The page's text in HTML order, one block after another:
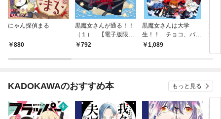
にゃん探偵まる
880
黒魔女さんが通る！！
（１） 【電子版限定
特典収録】
792
黒魔女さんは大学
生！！ チョコ、バイ
トデビューするの巻
1,089
妖
解
KADOKAWAのおすすめ本 もっと見る